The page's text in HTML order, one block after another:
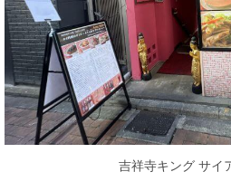
吉祥寺キング サイ